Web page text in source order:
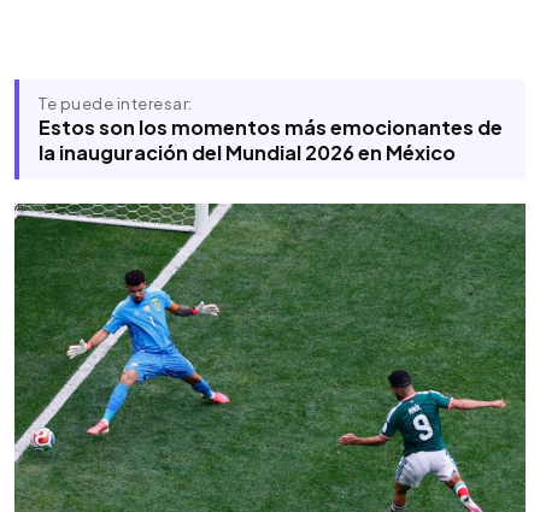
Te puede interesar:
Estos son los momentos más emocionantes de
la inauguración del Mundial 2026 en México